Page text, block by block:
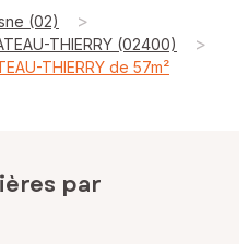
(02) >
THIERRY (02400) >
THIERRY de 57m²
par